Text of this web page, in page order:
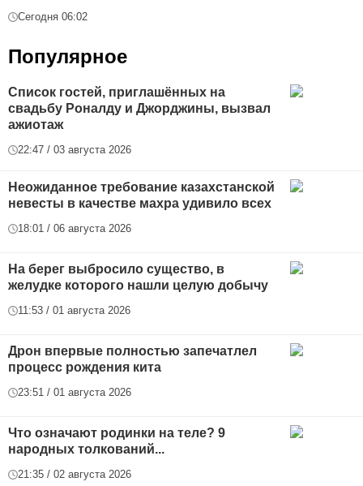
Сегодня 06:02
Популярное
Список гостей, приглашённых на
свадьбу Роналду и Джорджины, вызвал
ажиотаж
22:47 / 03 августа 2026
Неожиданное требование казахстанской
невесты в качестве махра удивило всех
18:01 / 06 августа 2026
На берег выбросило существо, в
желудке которого нашли целую добычу
11:53 / 01 августа 2026
Дрон впервые полностью запечатлел
процесс рождения кита
23:51 / 01 августа 2026
Что означают родинки на теле? 9
народных толкований...
21:35 / 02 августа 2026